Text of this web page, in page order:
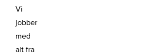
Vi
jobber
med
alt fra